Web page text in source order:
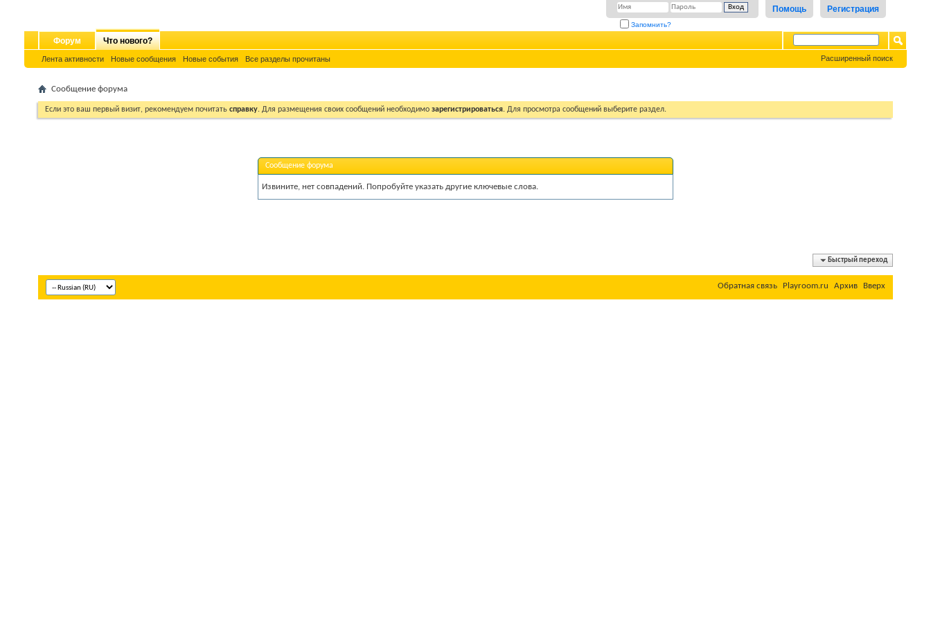
Регистрация
Помощь
Запомнить?
Форум Что нового?
Лента активности Новые сообщения Новые события Все разделы прочитаны Расширенный поиск
Сообщение форума
Если это ваш первый визит, рекомендуем почитать справку. Для размещения своих сообщений необходимо зарегистрироваться. Для просмотра сообщений выберите раздел.
Сообщение форума
Извините, нет совпадений. Попробуйте указать другие ключевые слова.
Быстрый переход
Обратная связь Playroom.ru Архив Вверх